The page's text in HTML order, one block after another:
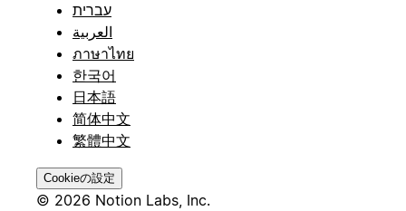
עברית
العربية
ภาษาไทย
한국어
日本語
简体中文
繁體中文
Cookieの設定
© 2026 Notion Labs, Inc.